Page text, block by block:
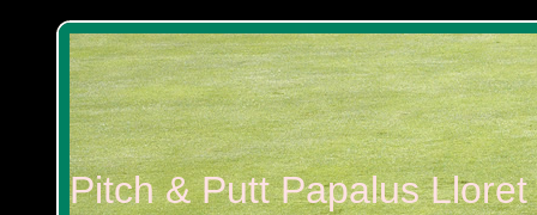
Pitch & Putt Papalus